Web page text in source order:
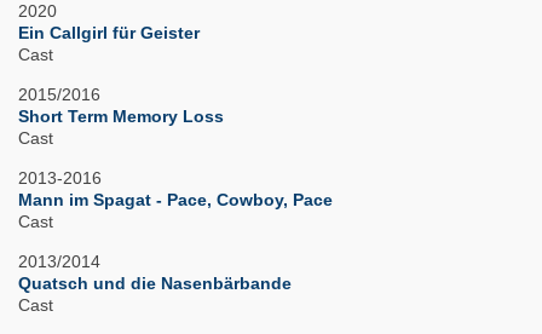
2020
Ein Callgirl für Geister
Cast
2015/2016
Short Term Memory Loss
Cast
2013-2016
Mann im Spagat - Pace, Cowboy, Pace
Cast
2013/2014
Quatsch und die Nasenbärbande
Cast